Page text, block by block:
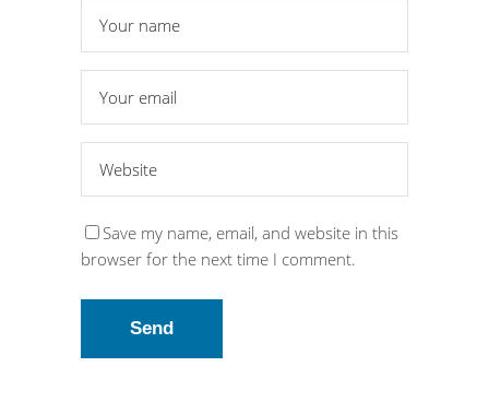
Save my name, email, and website in this
browser for the next time I comment.